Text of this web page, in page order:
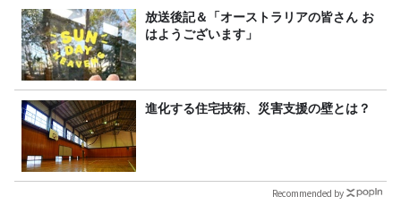
放送後記＆「オーストラリアの皆さん お
はようございます」
進化する住宅技術、災害支援の壁とは？
Recommended by